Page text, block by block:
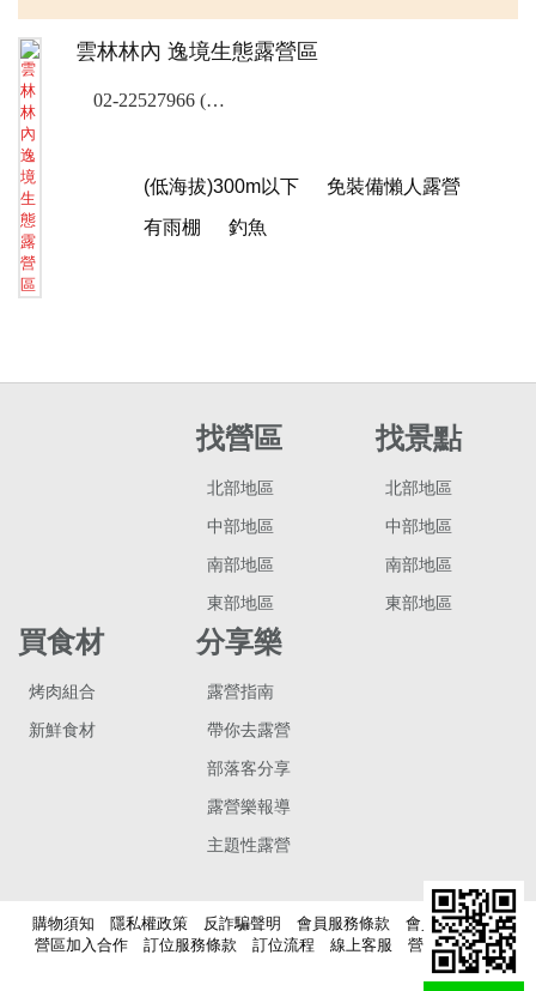
雲林林內 逸境生態露營區
02-22527966 (露營樂訂位專線)
(低海拔)300m以下
免裝備懶人露營
有雨棚
釣魚
找營區
北部地區
中部地區
南部地區
東部地區
找景點
北部地區
中部地區
南部地區
東部地區
買食材
烤肉組合
新鮮食材
分享樂
露營指南
帶你去露營
部落客分享
露營樂報導
主題性露營
購物須知 隱私權政策 反詐騙聲明 會員服務條款
會員積點說明
營區加入合作
訂位服務條款 訂位流程 線上客服 營區稅籍登記